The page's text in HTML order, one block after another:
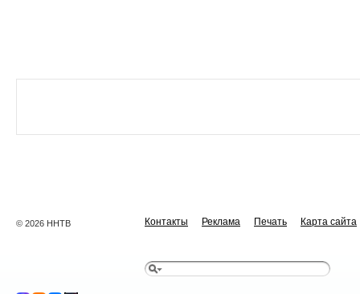
© 2026 ННТВ Контакты Реклама Печать Карта сайта